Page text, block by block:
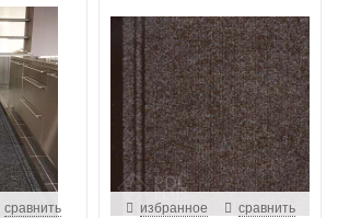
сравнить избранное сравнить